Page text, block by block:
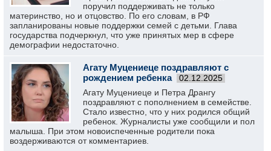
поручил поддерживать не только
материнство, но и отцовство. По его словам, в РФ
запланированы новые поддержки семей с детьми. Глава
государства подчеркнул, что уже принятых мер в сфере
демографии недостаточно.
Агату Муцениеце поздравляют с
рождением ребенка
02.12.2025
Агату Муцениеце и Петра Дрангу
поздравляют с пополнением в семействе.
Стало известно, что у них родился общий
ребенок. Журналисты уже сообщили и пол
малыша. При этом новоиспеченные родители пока
воздерживаются от комментариев.